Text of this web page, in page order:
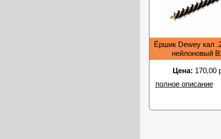
Ёршик Dewey кал
нейлоновый
Цена: 170,00
полное описание